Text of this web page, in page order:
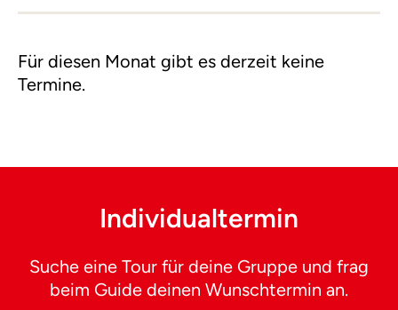
Für diesen Monat gibt es derzeit keine
Termine.
Individualtermin
Suche eine Tour für deine Gruppe und frag
beim Guide deinen Wunschtermin an.